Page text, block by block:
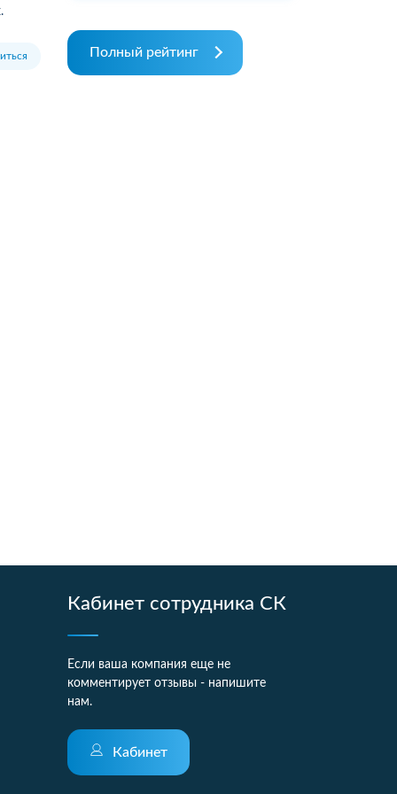
Полный рейтинг
Кабинет сотрудника СК
Если ваша компания еще не
комментирует отзывы - напишите
нам.
Кабинет